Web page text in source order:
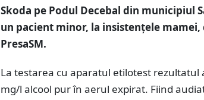
Skoda pe Podul Decebal din municipiul
un pacient minor, la insistențele
PresaSM.
La testarea cu aparatul etilotest rezultatul
mg/l alcool pur în aerul expirat. Fiind